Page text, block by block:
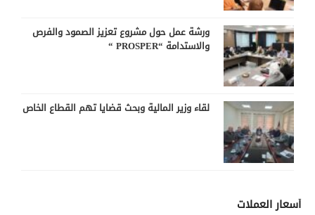
ورشة عمل حول مشروع تعزيز الصمود والفرص
والاستدامة “PROSPER “
لقاء وزير المالية وبحث قضايا تهم القطاع الخاص
أسعار العملات